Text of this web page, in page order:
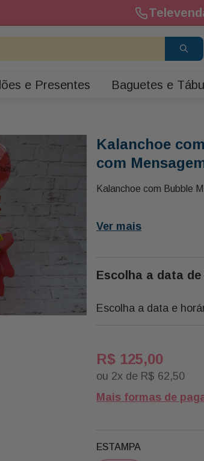
e Presentes Baguetes e
Kalanchoe
com
Kalanchoe com Bubble
Ver mais
Escolha a data
Escolha a data e
R$ 125,00
ou 2x de R$ 62,50
Mais formas de
ESTAMPA